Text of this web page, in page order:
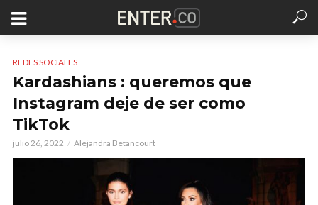
REDES SOCIALES
Kardashians : queremos que
Instagram deje de ser como
TikTok
julio 26, 2022 Alejandra Betancourt